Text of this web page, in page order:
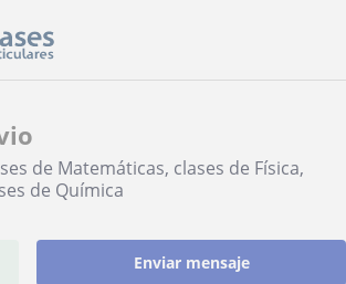
de Matemáticas, clases de Física,
de Química
Enviar mensaje